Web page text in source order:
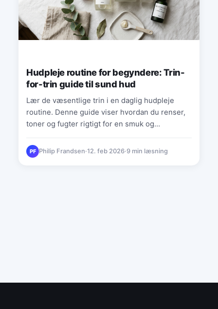
Hudpleje routine for begyndere: Trin-
for-trin guide til sund hud
Lær de væsentlige trin i en daglig hudpleje
routine. Denne guide viser hvordan du renser,
toner og fugter rigtigt for en smuk og
PF Philip Frandsen·12. feb 2026·9 min læsning